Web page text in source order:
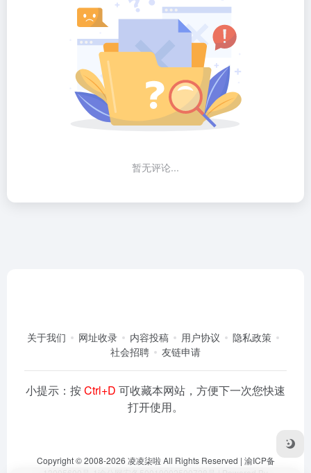
暂无评论...
关于我们 网址收录 内容投稿 用户协议
隐私政策
社会招聘
友链申请
小提示：按Ctrl+D 可收藏本网站，方便下一次您快速
打开使用。
Copyright © 2008-2026 凌凌柒啦 All Rights Reserved | 渝ICP备